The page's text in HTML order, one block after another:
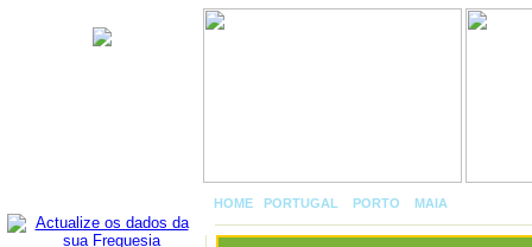
HOME PORTUGAL PORTO MAIA